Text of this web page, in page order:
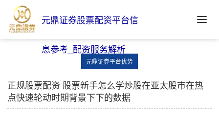
元鼎证券股票配资平台信
息参考_配资服务解析
元鼎证券平台优势
正规股票配资 股票新手怎么学炒股在亚太股市在热
点快速轮动时期背景下下的数据